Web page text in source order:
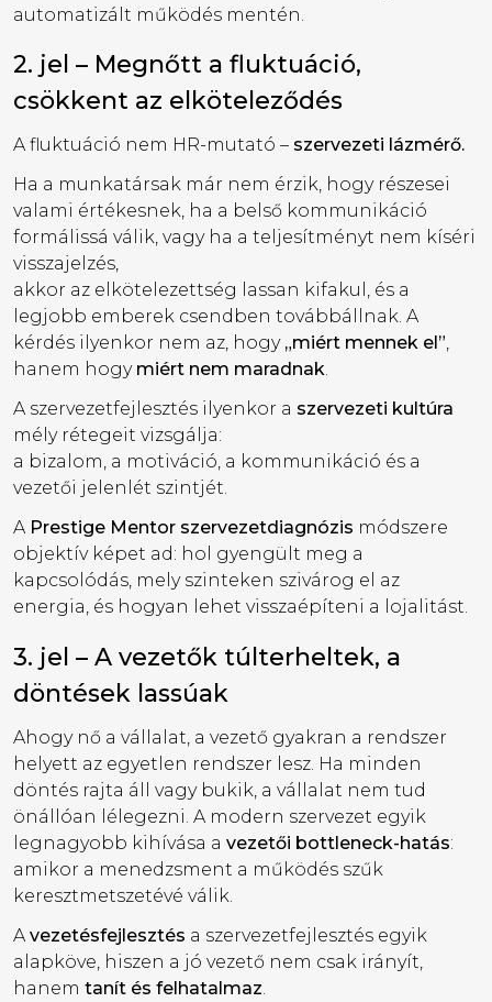
automatizált működés mentén.
2. jel – Megnőtt a fluktuáció,
csökkent az elköteleződés
A fluktuáció nem HR-mutató – szervezeti lázmérő.
Ha a munkatársak már nem érzik, hogy részesei
valami értékesnek, ha a belső kommunikáció
formálissá válik, vagy ha a teljesítményt nem kíséri
visszajelzés,
akkor az elkötelezettség lassan kifakul, és a
legjobb emberek csendben továbbállnak. A
kérdés ilyenkor nem az, hogy „miért mennek el”,
hanem hogy miért nem maradnak.
A szervezetfejlesztés ilyenkor a szervezeti kultúra
mély rétegeit vizsgálja:
a bizalom, a motiváció, a kommunikáció és a
vezetői jelenlét szintjét.
A Prestige Mentor szervezetdiagnózis módszere
objektív képet ad: hol gyengült meg a
kapcsolódás, mely szinteken szivárog el az
energia, és hogyan lehet visszaépíteni a lojalitást.
3. jel – A vezetők túlterheltek, a
döntések lassúak
Ahogy nő a vállalat, a vezető gyakran a rendszer
helyett az egyetlen rendszer lesz. Ha minden
döntés rajta áll vagy bukik, a vállalat nem tud
önállóan lélegezni. A modern szervezet egyik
legnagyobb kihívása a vezetői bottleneck-hatás:
amikor a menedzsment a működés szűk
keresztmetszetévé válik.
A vezetésfejlesztés a szervezetfejlesztés egyik
alapköve, hiszen a jó vezető nem csak irányít,
hanem tanít és felhatalmaz